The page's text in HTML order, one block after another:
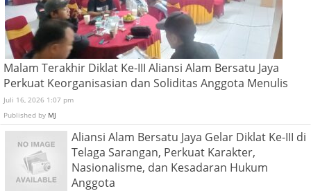
Malam Terakhir Diklat Ke-III Aliansi Alam Bersatu Jaya
Perkuat Keorganisasian dan Soliditas Anggota Menulis
Juli 16, 2026 1:07 pm
Published by MJ
Aliansi Alam Bersatu Jaya Gelar Diklat Ke-III di
Telaga Sarangan, Perkuat Karakter,
Nasionalisme, dan Kesadaran Hukum
Anggota